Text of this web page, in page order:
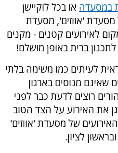
במסעדה או בכל לוקיישן
'אווזים', מסעדת
לאירועים קטנים - מקנים
ברית באופן מושלם!
לעיתים כמו משימה בלתי
שאינם מנוסים בארגון
רוצים לדעת כבר לפני
את האירוע על הצד הטוב
של מסעדת 'אווזים'
לציון.